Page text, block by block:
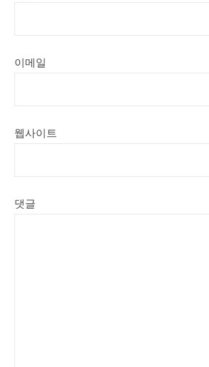
이메일
웹사이트
댓글